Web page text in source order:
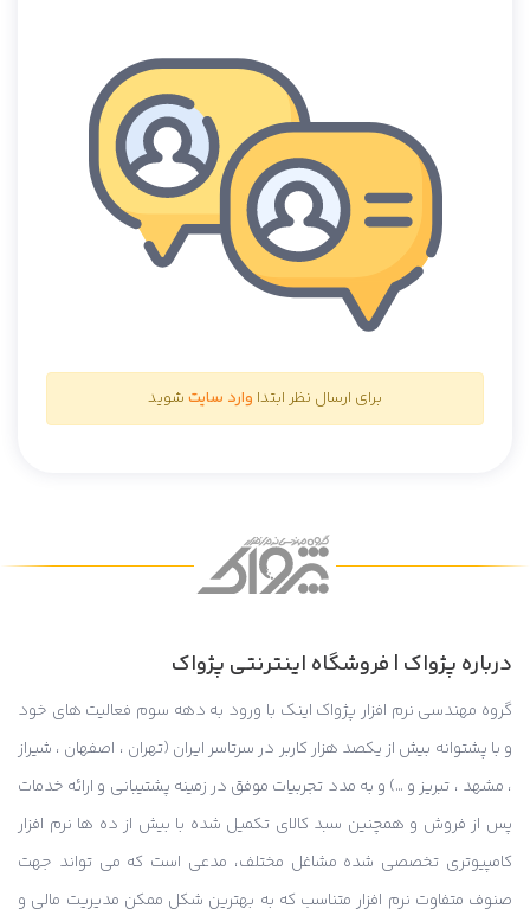
برای ارسال نظر ابتدا وارد سایت شوید
درباره پژواک | فروشگاه اینترنتی پژواک
گروه مهندسی نرم افزار پژواک اینک با ورود به دهه سوم فعالیت های خود
و با پشتوانه بیش از یکصد هزار کاربر در سرتاسر ایران (تهران ، اصفهان ، شیراز
، مشهد ، تبریز و …) و به مدد تجربیات موفق در زمینه پشتیبانی و ارائه خدمات
پس از فروش و همچنین سبد کالای تکمیل شده با بیش از ده ها نرم افزار
کامپیوتری تخصصی شده مشاغل مختلف، مدعی است که می تواند جهت
صنوف متفاوت نرم افزار متناسب که به بهترین شکل ممکن مدیریت مالی و